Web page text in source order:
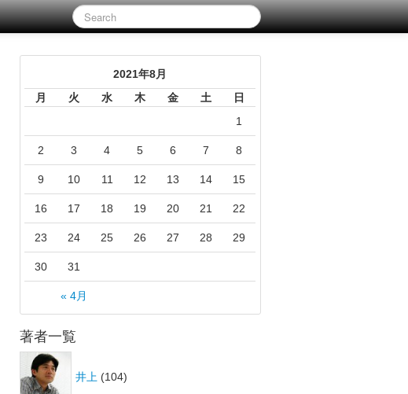
2021年8月
月
火 水 木 金 土 日
« 4月
1
2 3 4 5 6 7 8
9 10 11 12 13 14 15
16 17 18 19 20 21 22
23 24 25 26 27 28 29
30 31
著者一覧
井上 (104)